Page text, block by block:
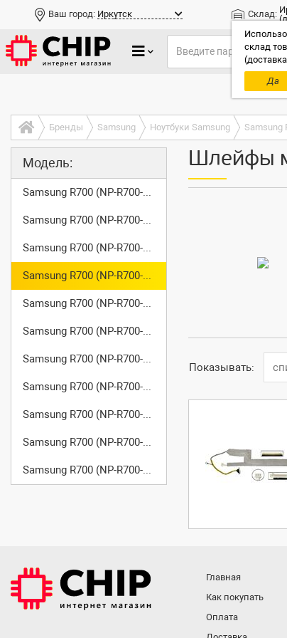
Ваш город: Иркутск Склад:
склад
Да
Бренды Samsung Ноутбуки Samsung Samsung
Модель:
Samsung R700 (NP-R700-A001)
Samsung R700 (NP-R700-A002)
Samsung R700 (NP-R700-A003)
Samsung R700 (NP-R700-AAA0)
Samsung R700 (NP-R700-AS01)
Samsung R700 (NP-R700-AS02)
Samsung R700 (NP-R700-AS03)
Samsung R700 (NP-R700-F000)
Samsung R700 (NP-R700-FAA0)
Samsung R700 (NP-R700-FS01)
Samsung R700 (NP-R700-FS02)
Шлейфы
Показывать:
Главная
Как покупать
Оплата